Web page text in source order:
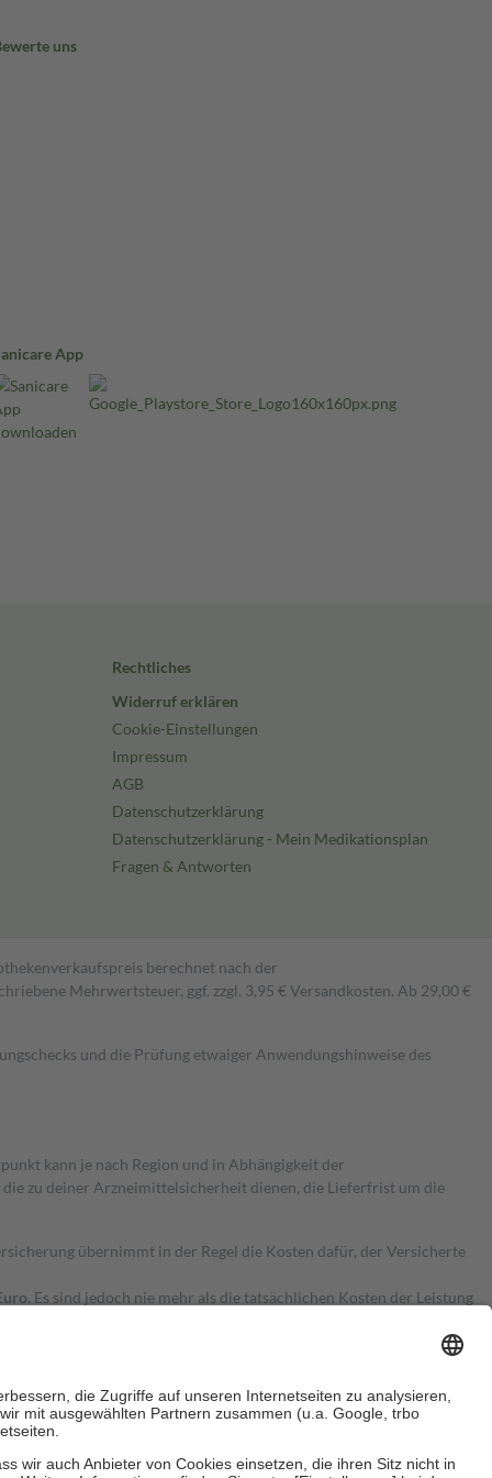
uns
App
Rechtliches
Widerruf erklären
Cookie-Einstellungen
Impressum
AGB
Datenschutzerklärung
Datenschutzerklärung - Mein Medikationsplan
Fragen & Antworten
berechnet nach der
Mehrwertsteuer, ggf. zzgl. 3,95 € Versandkosten. Ab 29,00 €
und die Prüfung etwaiger Anwendungshinweise des
kann je nach Region und in Abhängigkeit der
zu deiner Arzneimittelsicherheit dienen, die Lieferfrist um die
übernimmt in der Regel die Kosten dafür, der Versicherte
Es sind jedoch nie mehr als die tatsächlichen Kosten der Leistung
Zuzahlungen an bei: